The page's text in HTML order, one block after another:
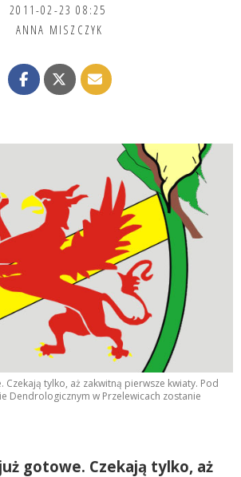
2011-02-23 08:25
ANNA MISZCZYK
Czekają tylko, aż zakwitną pierwsze kwiaty. Pod
Dendrologicznym w Przelewicach zostanie
gotowe. Czekają tylko, aż